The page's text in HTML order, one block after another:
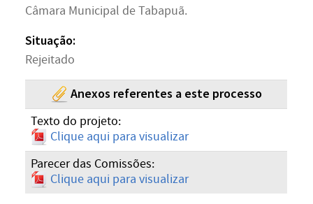
Câmara Municipal de Tabapuã.
Situação:
Rejeitado
Anexos referentes a este processo
Texto do projeto:
Clique aqui para visualizar
Parecer das Comissões:
Clique aqui para visualizar